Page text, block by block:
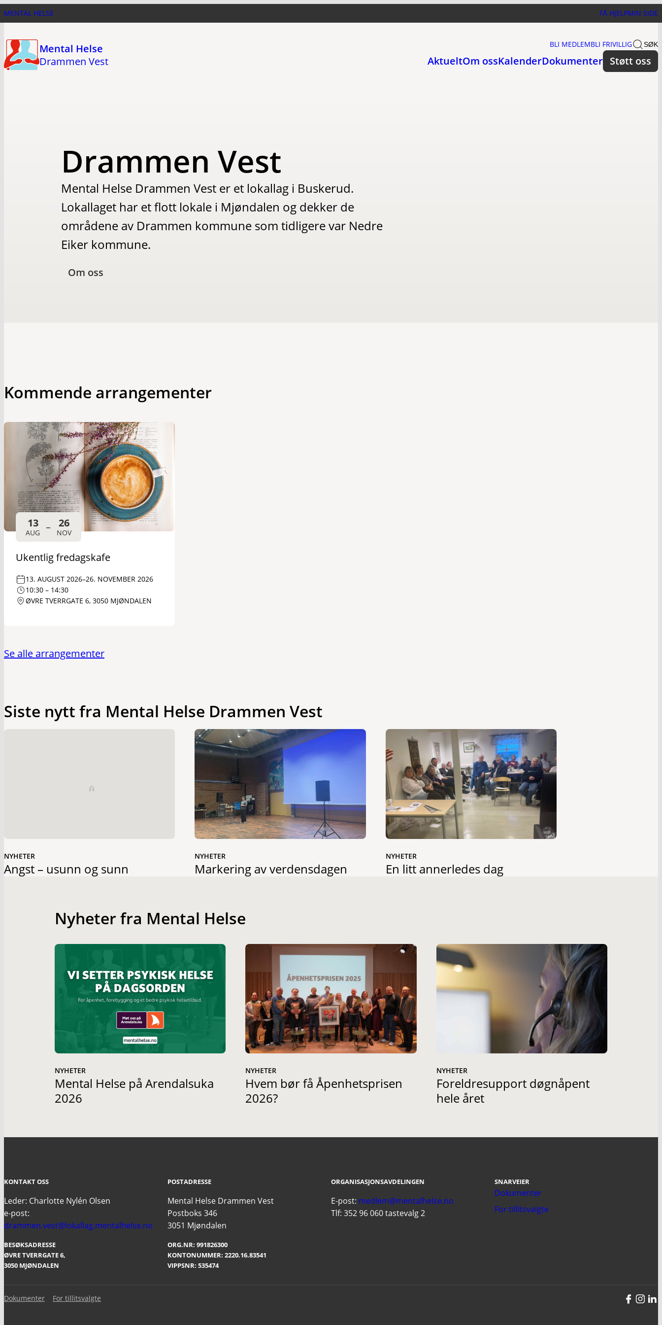
Hopp
til
hovedinnhold
MENTAL HELSE FÅ HJELPMIN SIDE
Mental Helse
Drammen Vest
BLI MEDLEMBLI FRIVILLIG SØK
AktueltOm ossKalenderDokumenter Støtt oss
Drammen Vest
Mental Helse Drammen Vest er et lokallag i Buskerud.
Lokallaget har et flott lokale i Mjøndalen og dekker de
områdene av Drammen kommune som tidligere var Nedre
Eiker kommune.
Om oss
Kommende arrangementer
13
AUG – 26
NOV
Ukentlig fredagskafe
13. AUGUST 2026–26. NOVEMBER 2026
10:30 – 14:30
ØVRE TVERRGATE 6, 3050 MJØNDALEN
Se alle arrangementer
Siste nytt fra Mental Helse Drammen Vest
NYHETER
Angst – usunn og sunn
NYHETER
Markering av verdensdagen
NYHETER
En litt annerledes dag
Nyheter fra Mental Helse
NYHETER
Mental Helse på Arendalsuka
2026
NYHETER
Hvem bør få Åpenhetsprisen
2026?
NYHETER
Foreldresupport døgnåpent
hele året
KONTAKT OSS
Leder: Charlotte Nylén Olsen
e-post:
drammen.vest@lokallag.mentalhelse.no
BESØKSADRESSE
ØVRE TVERRGATE 6,
3050 MJØNDALEN
POSTADRESSE
Mental Helse Drammen Vest
Postboks 346
3051 Mjøndalen
ORG.NR: 991826300
KONTONUMMER: 2220.16.83541
VIPPSNR: 535474
ORGANISASJONSAVDELINGEN
E-post: medlem@mentalhelse.no
Tlf: 352 96 060 tastevalg 2
SNARVEIER
Dokumenter
For tillitsvalgte
Dokumenter For tillitsvalgte